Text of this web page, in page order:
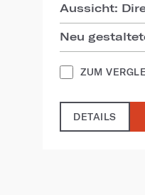
Aussicht:
Neu
ZUM
DETAILS